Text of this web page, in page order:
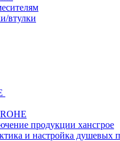
втулки
продукции хансгрое
и настройка душевых